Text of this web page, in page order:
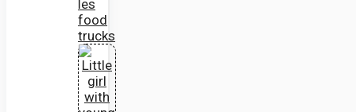
les
food
trucks